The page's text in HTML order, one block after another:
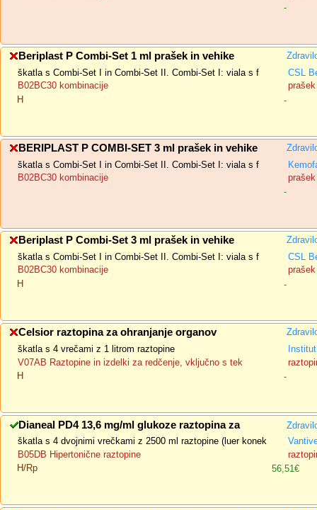
-
Beriplast P Combi-Set 1 ml prašek in vehike
škatla s Combi-Set I in Combi-Set II. Combi-Set I: viala s f
CSL
B02BC30 kombinacije
H
-
BERIPLAST P COMBI-SET 3 ml prašek in vehike
škatla s Combi-Set I in Combi-Set II. Combi-Set I: viala s f
B02BC30 kombinacije
-
Beriplast P Combi-Set 3 ml prašek in vehike
škatla s Combi-Set I in Combi-Set II. Combi-Set I: viala s f
CSL
B02BC30 kombinacije
H
-
Celsior raztopina za ohranjanje organov
škatla s 4 vrečami z 1 litrom raztopine
V07AB Raztopine in izdelki za redčenje, vključno s tek
H
-
Dianeal PD4 13,6 mg/ml glukoze raztopina za
škatla s 4 dvojnimi vrečkami z 2500 ml raztopine (luer konek
B05DB Hipertonične raztopine
H/Rp
56,51€